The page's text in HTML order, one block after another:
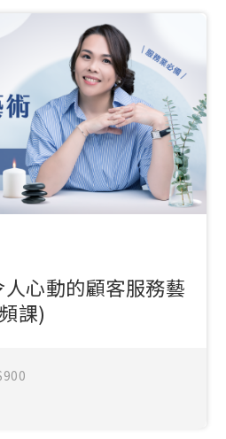
心動的顧客服務藝
課)
900